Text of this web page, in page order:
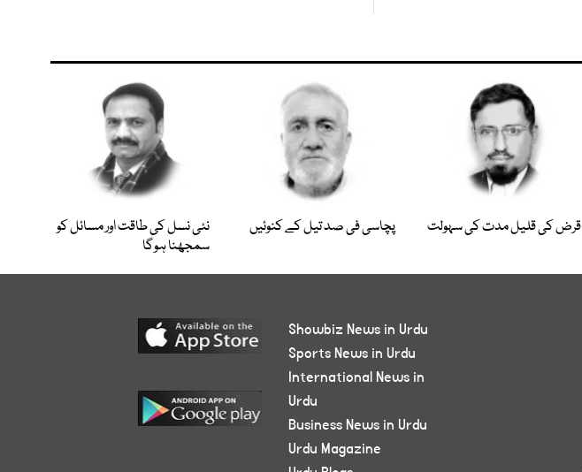
قرض کی قلیل مدت کی سہولت پچاسی فی صد تیل کے کنوئیں
نئی نسل کی طاقت اور مسائل کو
سمجھنا ہوگا
Showbiz News in Urdu
Sports News in Urdu
International News in
Urdu
Business News in Urdu
Urdu Magazine